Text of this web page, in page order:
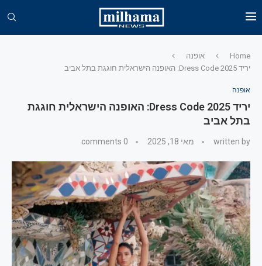
Home
אופנה
יריד Dress Code 2025: האופנה הישראלית חוגגת בתל אביב
אופנה
יריד Dress Code 2025: האופנה הישראלית חוגגת
בתל אביב
written by מאי 18, 2025 0 comments